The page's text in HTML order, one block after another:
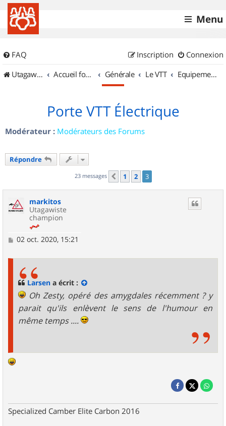
Menu
FAQ Connexion
Inscription
UtagawaVTT (Randos VTT et VTTAE avec traces GPS)
Accueil forum Générale Le VTT Equipements et Accessoires
Porte VTT Électrique
Modérateur : Modérateurs des Forums
Répondre
23 messages Précédent
1 2 3
markitos
Utagawiste
champion
M
02 oct. 2020, 15:21
Larsen a écrit :
Oh Zesty, opéré des amygdales récemment ? y
parait qu'ils enlèvent le sens de l'humour en
même temps ....
Specialized Camber Elite Carbon 2016